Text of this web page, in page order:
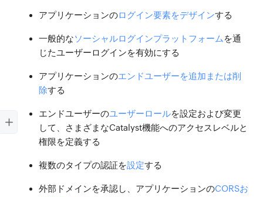
アプリケーションのログイン要素をデザインする
一般的なソーシャルログインプラットフォーム を通
じたユーザーログインを有効にする
アプリケーションのエンドユーザーを追加または削
除する
エンドユーザーのユーザーロールを設定および変更
して、さまざまなCatalyst機能へのアクセスレベルと
権限を定義する
複数のタイプの認証を設定する
外部ドメインを承認し、アプリケーションのCORSお